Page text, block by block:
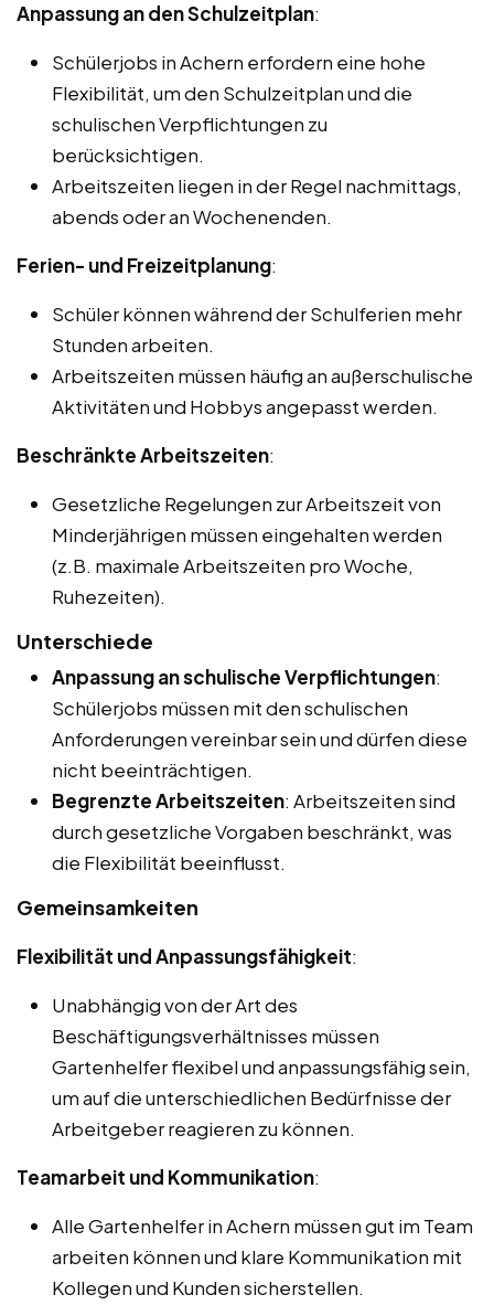
Anpassung an den Schulzeitplan:
Schülerjobs in Achern erfordern eine hohe
Flexibilität, um den Schulzeitplan und die
schulischen Verpflichtungen zu
berücksichtigen.
Arbeitszeiten liegen in der Regel nachmittags,
abends oder an Wochenenden.
Ferien- und Freizeitplanung:
Schüler können während der Schulferien mehr
Stunden arbeiten.
Arbeitszeiten müssen häufig an außerschulische
Aktivitäten und Hobbys angepasst werden.
Beschränkte Arbeitszeiten:
Gesetzliche Regelungen zur Arbeitszeit von
Minderjährigen müssen eingehalten werden
(z.B. maximale Arbeitszeiten pro Woche,
Ruhezeiten).
Unterschiede
Anpassung an schulische Verpflichtungen:
Schülerjobs müssen mit den schulischen
Anforderungen vereinbar sein und dürfen diese
nicht beeinträchtigen.
Begrenzte Arbeitszeiten: Arbeitszeiten sind
durch gesetzliche Vorgaben beschränkt, was
die Flexibilität beeinflusst.
Gemeinsamkeiten
Flexibilität und Anpassungsfähigkeit:
Unabhängig von der Art des
Beschäftigungsverhältnisses müssen
Gartenhelfer flexibel und anpassungsfähig sein,
um auf die unterschiedlichen Bedürfnisse der
Arbeitgeber reagieren zu können.
Teamarbeit und Kommunikation:
Alle Gartenhelfer in Achern müssen gut im Team
arbeiten können und klare Kommunikation mit
Kollegen und Kunden sicherstellen.